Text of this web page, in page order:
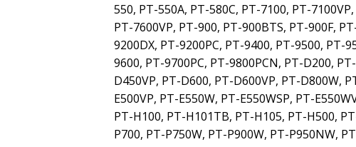
550, PT-550A, PT-580C, PT-7100, PT-
PT-7600VP, PT-900, PT-900BTS, PT-900F,
9200DX, PT-9200PC, PT-9400, PT-9500, PT-
9600, PT-9700PC, PT-9800PCN, PT-D200,
D450VP, PT-D600, PT-D600VP, PT-D800W,
E500VP, PT-E550W, PT-E550WSP, PT-
PT-H100, PT-H101TB, PT-H105, PT-H500,
P700, PT-P750W, PT-P900W, PT-P950NW,